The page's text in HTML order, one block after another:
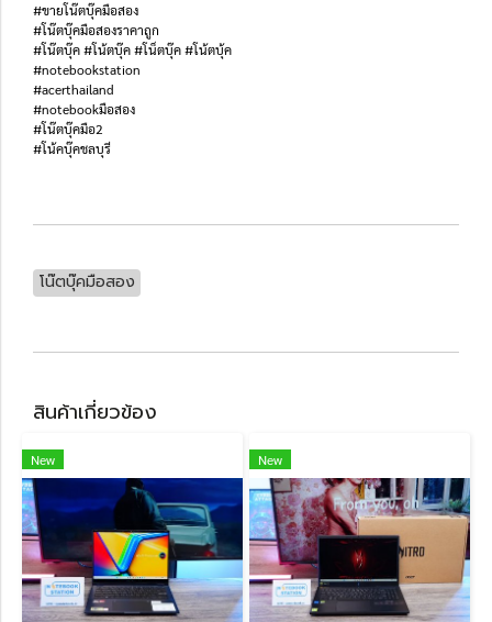
#ขายโน๊ตบุ๊คมือสอง
#โน๊ตบุ๊คมือสองราคาถูก
#โน๊ตบุ๊ค #โน้ตบุ๊ค #โน็ตบุ๊ค #โน้ตบุ้ค
#notebookstation
#acerthailand
#notebookมือสอง
#โน๊ตบุ๊คมือ2
#โน้คบุ๊คชลบุรี
โน๊ตบุ๊คมือสอง
สินค้าเกี่ยวข้อง
New New